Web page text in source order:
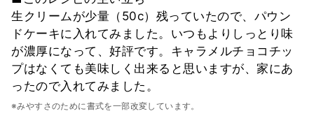
生クリームが少量（50c）残っていたので、パウン
ドケーキに入れてみました。いつもよりしっとり味
が濃厚になって、好評です。キャラメルチョコチッ
プはなくても美味しく出来ると思いますが、家にあ
ったので入れてみました。
※みやすさのために書式を一部改変しています。